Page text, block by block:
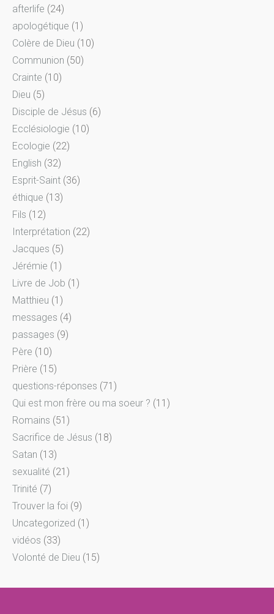
afterlife (24)
apologétique (1)
Colère de Dieu (10)
Communion (50)
Crainte (10)
Dieu (5)
Disciple de Jésus (6)
Ecclésiologie (10)
Ecologie (22)
English (32)
Esprit-Saint (36)
éthique (13)
Fils (12)
Interprétation (22)
Jacques (5)
Jérémie (1)
Livre de Job (1)
Matthieu (1)
messages (4)
passages (9)
Père (10)
Prière (15)
questions-réponses (71)
Qui est mon frère ou ma soeur ? (11)
Romains (51)
Sacrifice de Jésus (18)
Satan (13)
sexualité (21)
Trinité (7)
Trouver la foi (9)
Uncategorized (1)
vidéos (33)
Volonté de Dieu (15)